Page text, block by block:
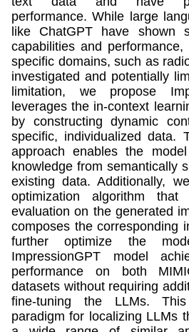
performance. While large
like ChatGPT have shown
capabilities and
specific domains, such as
investigated and potentially
limitation, we propose
leverages the in-context
by constructing dynamic
specific, individualized data.
approach enables the
knowledge from semantically
existing data. Additionally,
optimization algorithm that
evaluation on the generated
composes the corresponding
further optimize the
ImpressionGPT model
performance on both
datasets without requiring
fine-tuning the LLMs.
paradigm for localizing LLMs